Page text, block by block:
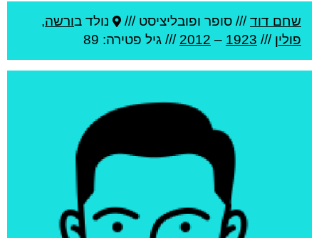
שחם דוד/// סופר ופובליציסט /// נולד בורשה,
פולין ///
1923
–
2012 /// גיל פטירה: 89